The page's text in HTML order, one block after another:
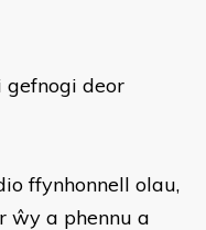
gefnogi deor
ffynhonnell olau,
ŵy a phennu a